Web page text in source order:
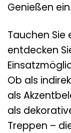
Genießen ein.
Tauchen Sie
entdecken
Ob als
als
als
Treppen –